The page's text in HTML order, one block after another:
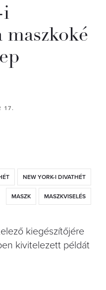
i
17.
NEW YORK-I DIVATHÉT
MASZK MASZKVISELÉS
kiegészítőjére
kivitelezett példát